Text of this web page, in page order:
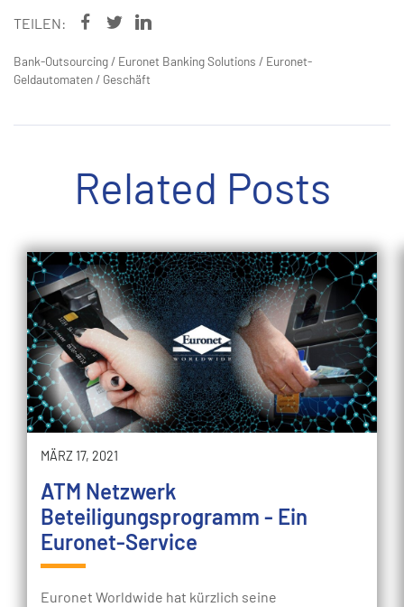
TEILEN:
Bank-Outsourcing / Euronet Banking Solutions / Euronet-
Geldautomaten / Geschäft
Related Posts
MÄRZ 17, 2021
ATM Netzwerk
Beteiligungsprogramm - Ein
Euronet-Service
Euronet Worldwide hat kürzlich seine